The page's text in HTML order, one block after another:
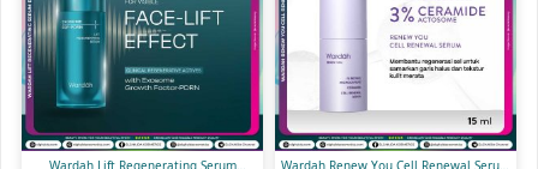
Wardah Lift Regenerating Serum Wardah Renew You Cell Renewal Serum